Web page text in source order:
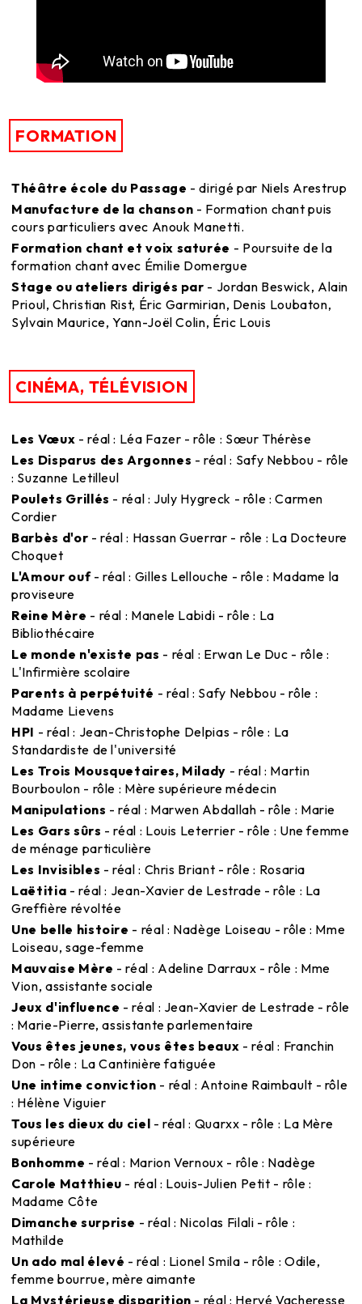
FORMATION
Théâtre école du Passage - dirigé par Niels Arestrup
Manufacture de la chanson - Formation chant puis
cours particuliers avec Anouk Manetti.
Formation chant et voix saturée - Poursuite de la
formation chant avec Émilie Domergue
Stage ou ateliers dirigés par - Jordan Beswick, Alain
Prioul, Christian Rist, Éric Garmirian, Denis Loubaton,
Sylvain Maurice, Yann-Joël Colin, Éric Louis
CINÉMA, TÉLÉVISION
Les Vœux - réal : Léa Fazer - rôle : Sœur Thérèse
Les Disparus des Argonnes - réal : Safy Nebbou - rôle
: Suzanne Letilleul
Poulets Grillés - réal : July Hygreck - rôle : Carmen
Cordier
Barbès d'or - réal : Hassan Guerrar - rôle : La Docteure
Choquet
L'Amour ouf- réal : Gilles Lellouche - rôle : Madame la
proviseure
Reine Mère - réal : Manele Labidi - rôle : La
Bibliothécaire
Le monde n'existe pas - réal : Erwan Le Duc - rôle :
L'Infirmière scolaire
Parents à perpétuité - réal : Safy Nebbou - rôle :
Madame Lievens
HPI - réal : Jean-Christophe Delpias - rôle : La
Standardiste de l'université
Les Trois Mousquetaires, Milady - réal : Martin
Bourboulon - rôle : Mère supérieure médecin
Manipulations - réal : Marwen Abdallah - rôle : Marie
Les Gars sûrs - réal : Louis Leterrier - rôle : Une femme
de ménage particulière
Les Invisibles - réal : Chris Briant - rôle : Rosaria
Laëtitia - réal : Jean-Xavier de Lestrade - rôle : La
Greffière révoltée
Une belle histoire - réal : Nadège Loiseau - rôle : Mme
Loiseau, sage-femme
Mauvaise Mère - réal : Adeline Darraux - rôle : Mme
Vion, assistante sociale
Jeux d'influence - réal : Jean-Xavier de Lestrade - rôle
: Marie-Pierre, assistante parlementaire
Vous êtes jeunes, vous êtes beaux - réal : Franchin
Don - rôle : La Cantinière fatiguée
Une intime conviction - réal : Antoine Raimbault - rôle
: Hélène Viguier
Tous les dieux du ciel - réal : Quarxx - rôle : La Mère
supérieure
Bonhomme - réal : Marion Vernoux - rôle : Nadège
Carole Matthieu - réal : Louis-Julien Petit - rôle :
Madame Côte
Dimanche surprise - réal : Nicolas Filali - rôle :
Mathilde
Un ado mal élevé - réal : Lionel Smila - rôle : Odile,
femme bourrue, mère aimante
La Mystérieuse disparition - réal : Hervé Vacheresse